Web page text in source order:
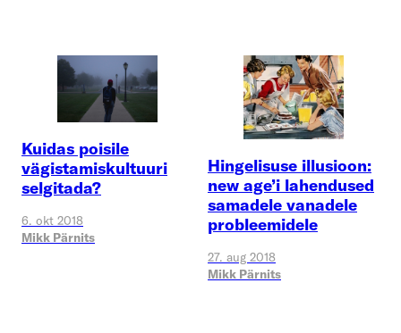
Kuidas poisile
vägistamiskultuuri
selgitada?
6. okt 2018
Mikk Pärnits
Hingelisuse illusioon:
new age’i lahendused
samadele vanadele
probleemidele
27. aug 2018
Mikk Pärnits